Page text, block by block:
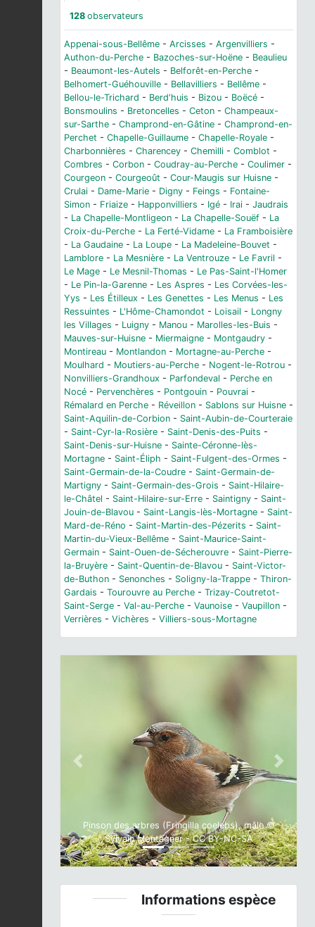
128 observateurs
Appenai-sous-Bellême - Arcisses - Argenvilliers -
Authon-du-Perche - Bazoches-sur-Hoëne - Beaulieu
- Beaumont-les-Autels - Belforêt-en-Perche -
Belhomert-Guéhouville - Bellavilliers - Bellême -
Bellou-le-Trichard - Berd'huis - Bizou - Boëcé -
Bonsmoulins - Bretoncelles - Ceton - Champeaux-
sur-Sarthe - Champrond-en-Gâtine - Champrond-en-
Perchet - Chapelle-Guillaume - Chapelle-Royale -
Charbonnières - Charencey - Chemilli - Comblot -
Combres - Corbon - Coudray-au-Perche - Coulimer -
Courgeon - Courgeoût - Cour-Maugis sur Huisne -
Crulai - Dame-Marie - Digny - Feings - Fontaine-
Simon - Friaize - Happonvilliers - Igé - Irai - Jaudrais
- La Chapelle-Montligeon - La Chapelle-Souëf - La
Croix-du-Perche - La Ferté-Vidame - La Framboisière
- La Gaudaine - La Loupe - La Madeleine-Bouvet -
Lamblore - La Mesnière - La Ventrouze - Le Favril -
Le Mage - Le Mesnil-Thomas - Le Pas-Saint-l'Homer
- Le Pin-la-Garenne - Les Aspres - Les Corvées-les-
Yys - Les Étilleux - Les Genettes - Les Menus - Les
Ressuintes - L'Hôme-Chamondot - Loisail - Longny
les Villages - Luigny - Manou - Marolles-les-Buis -
Mauves-sur-Huisne - Miermaigne - Montgaudry -
Montireau - Montlandon - Mortagne-au-Perche -
Moulhard - Moutiers-au-Perche - Nogent-le-Rotrou -
Nonvilliers-Grandhoux - Parfondeval - Perche en
Nocé - Pervenchères - Pontgouin - Pouvrai -
Rémalard en Perche - Réveillon - Sablons sur Huisne -
Saint-Aquilin-de-Corbion - Saint-Aubin-de-Courteraie
- Saint-Cyr-la-Rosière - Saint-Denis-des-Puits -
Saint-Denis-sur-Huisne - Sainte-Céronne-lès-
Mortagne - Saint-Éliph - Saint-Fulgent-des-Ormes -
Saint-Germain-de-la-Coudre - Saint-Germain-de-
Martigny - Saint-Germain-des-Grois - Saint-Hilaire-
le-Châtel - Saint-Hilaire-sur-Erre - Saintigny - Saint-
Jouin-de-Blavou - Saint-Langis-lès-Mortagne - Saint-
Mard-de-Réno - Saint-Martin-des-Pézerits - Saint-
Martin-du-Vieux-Bellême - Saint-Maurice-Saint-
Germain - Saint-Ouen-de-Sécherouvre - Saint-Pierre-
la-Bruyère - Saint-Quentin-de-Blavou - Saint-Victor-
de-Buthon - Senonches - Soligny-la-Trappe - Thiron-
Gardais - Tourouvre au Perche - Trizay-Coutretot-
Saint-Serge - Val-au-Perche - Vaunoise - Vaupillon -
Verrières - Vichères - Villiers-sous-Mortagne
Pinson des arbres (Fringilla coelebs), mâle ©
Sylvain Montagner - CC BY-NC-SA
Previous Next
Informations espèce